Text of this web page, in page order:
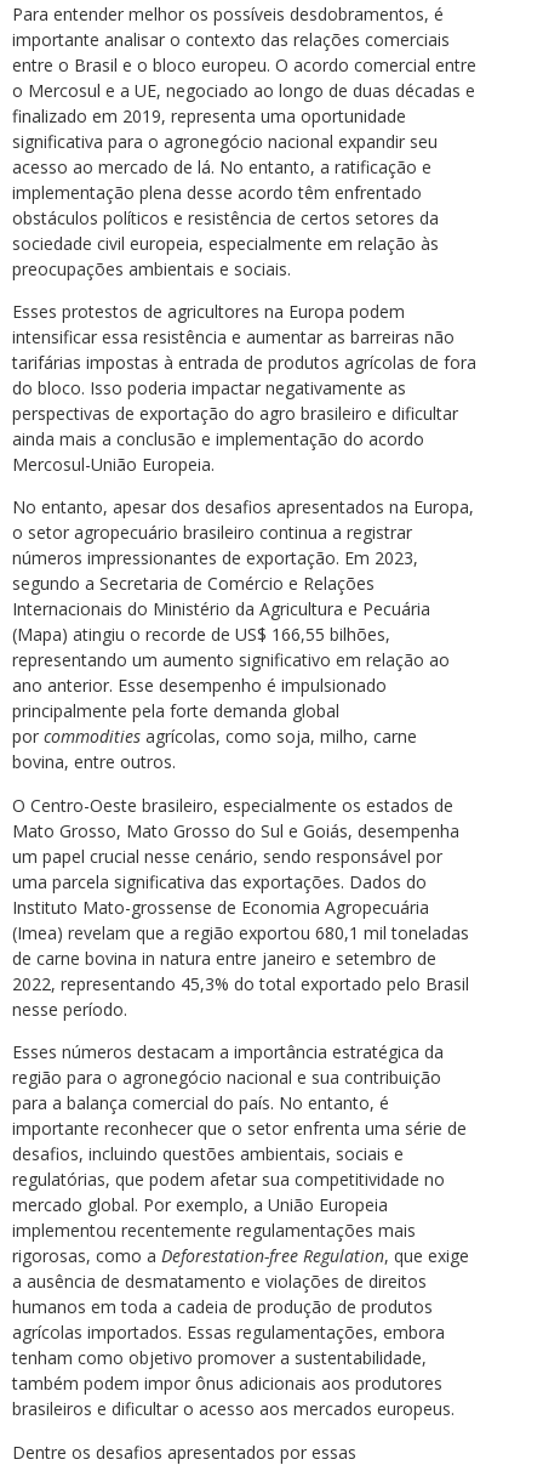
Para entender melhor os possíveis desdobramentos, é
importante analisar o contexto das relações comerciais
entre o Brasil e o bloco europeu. O acordo comercial entre
o Mercosul e a UE, negociado ao longo de duas décadas e
finalizado em 2019, representa uma oportunidade
significativa para o agronegócio nacional expandir seu
acesso ao mercado de lá. No entanto, a ratificação e
implementação plena desse acordo têm enfrentado
obstáculos políticos e resistência de certos setores da
sociedade civil europeia, especialmente em relação às
preocupações ambientais e sociais.
Esses protestos de agricultores na Europa podem
intensificar essa resistência e aumentar as barreiras não
tarifárias impostas à entrada de produtos agrícolas de fora
do bloco. Isso poderia impactar negativamente as
perspectivas de exportação do agro brasileiro e dificultar
ainda mais a conclusão e implementação do acordo
Mercosul-União Europeia.
No entanto, apesar dos desafios apresentados na Europa,
o setor agropecuário brasileiro continua a registrar
números impressionantes de exportação. Em 2023,
segundo a Secretaria de Comércio e Relações
Internacionais do Ministério da Agricultura e Pecuária
(Mapa) atingiu o recorde de US$ 166,55 bilhões,
representando um aumento significativo em relação ao
ano anterior. Esse desempenho é impulsionado
principalmente pela forte demanda global
por commodities agrícolas, como soja, milho, carne
bovina, entre outros.
O Centro-Oeste brasileiro, especialmente os estados de
Mato Grosso, Mato Grosso do Sul e Goiás, desempenha
um papel crucial nesse cenário, sendo responsável por
uma parcela significativa das exportações. Dados do
Instituto Mato-grossense de Economia Agropecuária
(Imea) revelam que a região exportou 680,1 mil toneladas
de carne bovina in natura entre janeiro e setembro de
2022, representando 45,3% do total exportado pelo Brasil
nesse período.
Esses números destacam a importância estratégica da
região para o agronegócio nacional e sua contribuição
para a balança comercial do país. No entanto, é
importante reconhecer que o setor enfrenta uma série de
desafios, incluindo questões ambientais, sociais e
regulatórias, que podem afetar sua competitividade no
mercado global. Por exemplo, a União Europeia
implementou recentemente regulamentações mais
rigorosas, como a Deforestation-free Regulation, que exige
a ausência de desmatamento e violações de direitos
humanos em toda a cadeia de produção de produtos
agrícolas importados. Essas regulamentações, embora
tenham como objetivo promover a sustentabilidade,
também podem impor ônus adicionais aos produtores
brasileiros e dificultar o acesso aos mercados europeus.
Dentre os desafios apresentados por essas